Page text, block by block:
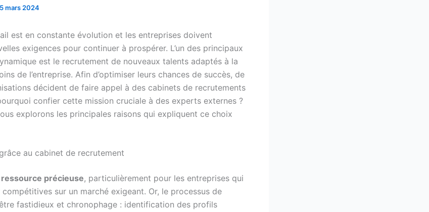
mars 2024
est en constante évolution et les entreprises doivent
exigences pour continuer à prospérer. L’un des principaux
est le recrutement de nouveaux talents adaptés à la
de l’entreprise. Afin d’optimiser leurs chances de succès, de
décident de faire appel à des cabinets de recrutements
confier cette mission cruciale à des experts externes ?
explorons les principales raisons qui expliquent ce choix
au cabinet de recrutement
précieuse, particulièrement pour les entreprises qui
sur un marché exigeant. Or, le processus de
fastidieux et chronophage : identification des profils